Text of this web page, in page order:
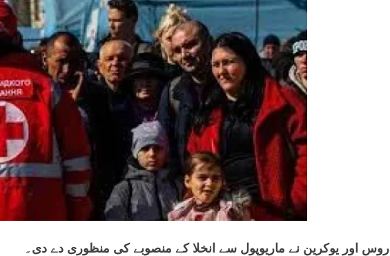
روس اور یوکرین نے ماریوپول سے انخلا کے منصوبے کی منظوری دے دی۔